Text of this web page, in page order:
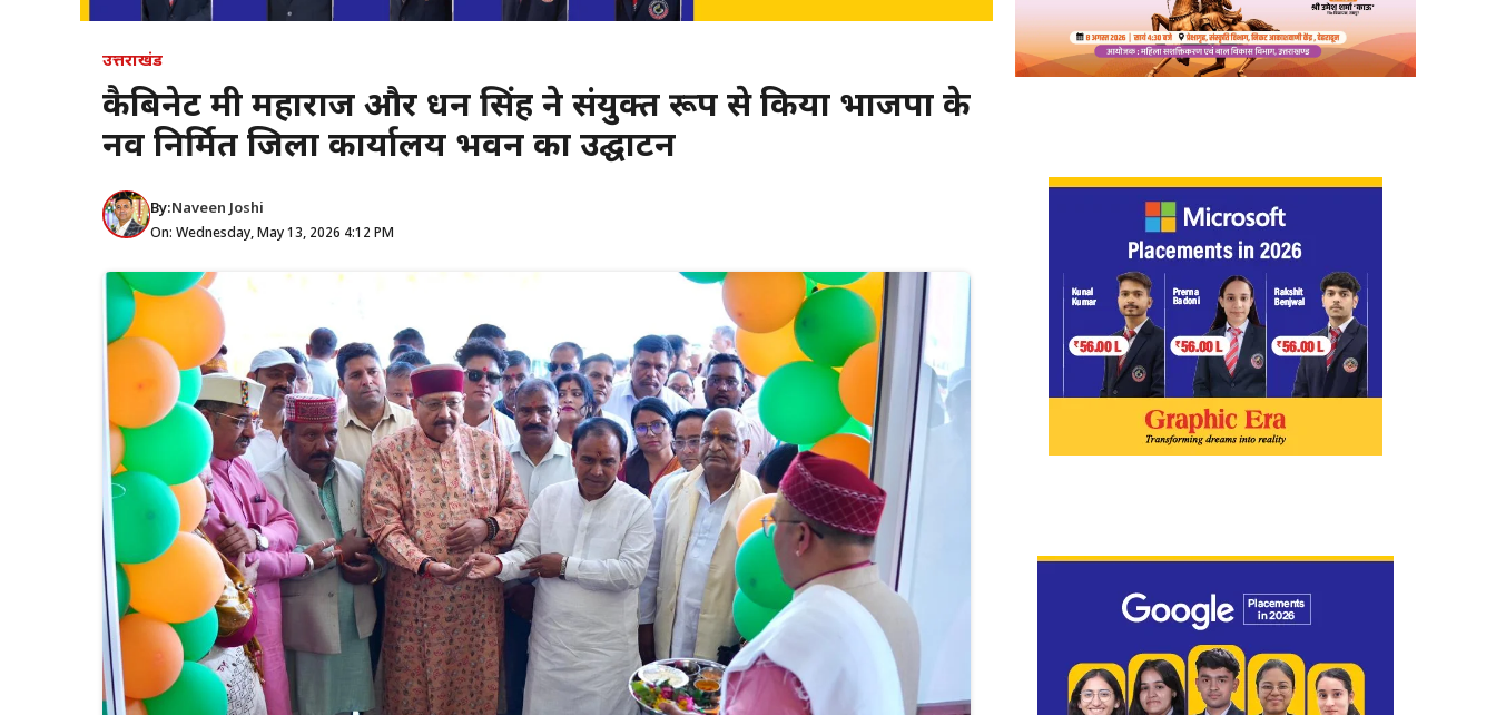
उत्तराखंड
कैबिनेट मंत्री महाराज और धन सिंह ने संयुक्त रूप से किया भाजपा के
नव निर्मित जिला कार्यालय भवन का उद्घाटन
By:Naveen Joshi
On: Wednesday, May 13, 2026 4:12 PM